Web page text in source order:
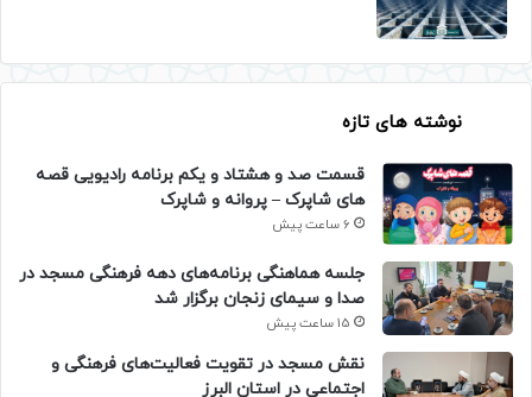
نوشته های تازه
قسمت صد و هشتاد و یکم برنامه رادیویی قصه
های شاپرک – پروانه و شاپرک
6 ساعت پیش
جلسه هماهنگی برنامه‌های دهه فرهنگی مسجد در
صدا و سیمای زنجان برگزار شد
15 ساعت پیش
نقش مسجد در تقویت فعالیت‌های فرهنگی و
اجتماعی در استان البرز